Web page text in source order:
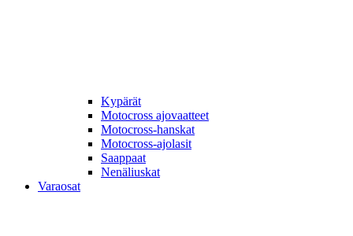
Kypärät
Motocross ajovaatteet
Motocross-hanskat
Motocross-ajolasit
Saappaat
Nenäliuskat
Varaosat